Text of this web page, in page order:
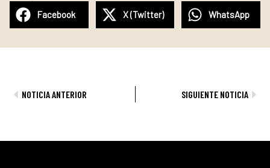
Facebook X (Twitter) WhatsApp
AntNOTICIA ANTERIOR SIGUIENTE NOTICIA